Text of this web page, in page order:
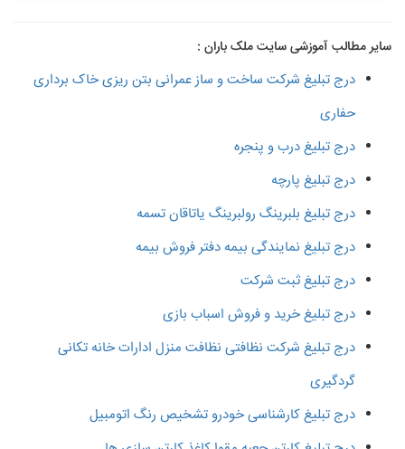
سایر مطالب آموزشی سایت ملک باران :
درج تبلیغ شرکت ساخت و ساز عمرانی بتن ریزی خاک برداری
حفاری
درج تبلیغ درب و پنجره
درج تبلیغ پارچه
درج تبلیغ بلبرینگ رولبرینگ یاتاقان تسمه
درج تبلیغ نمایندگی بیمه دفتر فروش بیمه
درج تبلیغ ثبت شرکت
درج تبلیغ خرید و فروش اسباب بازی
درج تبلیغ شرکت نظافتی نظافت منزل ادارات خانه تکانی
گردگیری
درج تبلیغ کارشناسی خودرو تشخیص رنگ اتومبیل